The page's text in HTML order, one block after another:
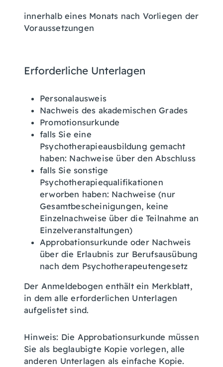
innerhalb eines Monats nach Vorliegen der
Voraussetzungen
Erforderliche Unterlagen
Personalausweis
Nachweis des akademischen Grades
Promotionsurkunde
falls Sie eine
Psychotherapieausbildung gemacht
haben: Nachweise über den Abschluss
falls Sie sonstige
Psychotherapiequalifikationen
erworben haben: Nachweise (nur
Gesamtbescheinigungen, keine
Einzelnachweise über die Teilnahme an
Einzelveranstaltungen)
Approbationsurkunde oder Nachweis
über die Erlaubnis zur Berufsausübung
nach dem Psychotherapeutengesetz
Der Anmeldebogen enthält ein Merkblatt,
in dem alle erforderlichen Unterlagen
aufgelistet sind.
Hinweis: Die Approbationsurkunde müssen
Sie als beglaubigte Kopie vorlegen, alle
anderen Unterlagen als einfache Kopie.